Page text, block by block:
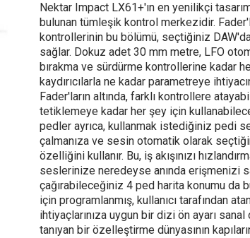
Nektar Impact LX61+'ın en yenilikçi
bulunan tümleşik kontrol merkezidir.
kontrollerinin bu bölümü, seçtiğiniz
sağlar. Dokuz adet 30 mm metre, LFO
bırakma ve sürdürme kontrollerine kadar
kaydırıcılarla ne kadar parametreye
Fader'ların altında, farklı kontrollere
tetiklemeye kadar her şey için
pedler ayrıca, kullanmak istediğiniz pedi
çalmanıza ve sesin otomatik olarak
özelliğini kullanır. Bu, iş akışınızı
seslerinize neredeyse anında erişmenizi
çağırabileceğiniz 4 ped harita konumu da
için programlanmış, kullanıcı tarafından
ihtiyaçlarınıza uygun bir dizi ön ayarı
tanıyan bir özelleştirme dünyasının